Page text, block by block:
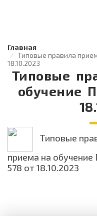
Главная
Типовые правила
18.10.2023
Типовые
обучение
Типовые
приема на
578 от 18.10.2023